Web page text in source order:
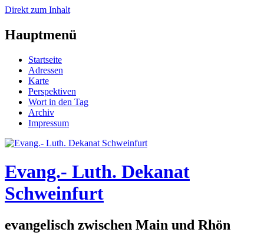
Direkt zum Inhalt
Hauptmenü
Startseite
Adressen
Karte
Perspektiven
Wort in den Tag
Archiv
Impressum
Evang.- Luth. Dekanat
Schweinfurt
evangelisch zwischen Main und Rhön